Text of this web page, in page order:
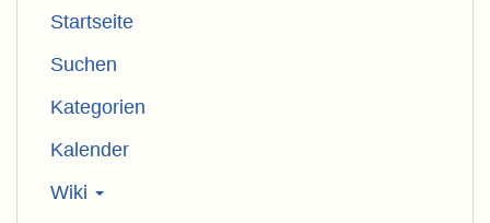
Startseite
Suchen
Kategorien
Kalender
Wiki